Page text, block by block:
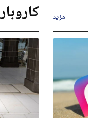
مزید کاروبار